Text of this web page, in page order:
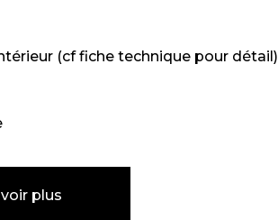
(cf fiche technique pour détail)
plus